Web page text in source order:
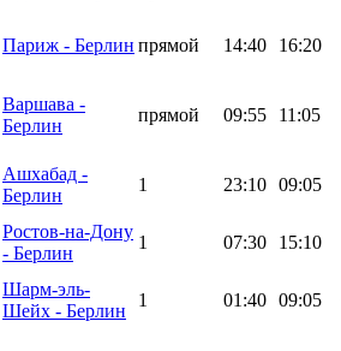
Париж - Берлин прямой 14:40 16:20
Варшава -
Берлин
прямой 09:55 11:05
Ашхабад -
Берлин
1 23:10 09:05
Ростов-на-Дону
- Берлин
1 07:30 15:10
Шарм-эль-
Шейх - Берлин
1 01:40 09:05